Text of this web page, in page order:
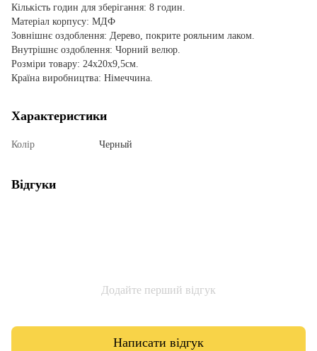
Кількість годин для зберігання: 8 годин.
Матеріал корпусу: МДФ
Зовнішнє оздоблення: Дерево, покрите рояльним лаком.
Внутрішнє оздоблення: Чорний велюр.
Розміри товару: 24х20х9,5см.
Країна виробництва: Німеччина.
Характеристики
Колір Черный
Відгуки
Додайте перший відгук
Написати відгук